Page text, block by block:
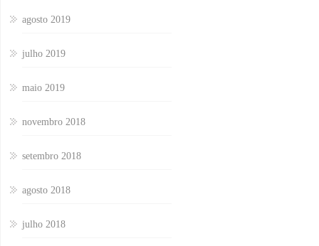
agosto 2019
julho 2019
maio 2019
novembro 2018
setembro 2018
agosto 2018
julho 2018